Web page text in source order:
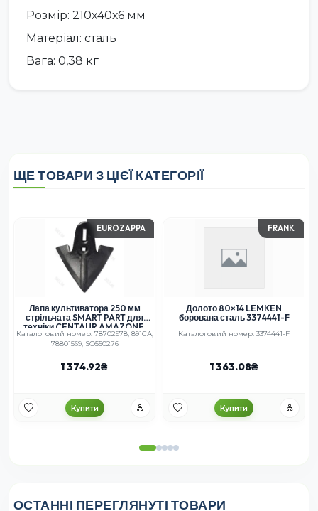
Розмір: 210х40х6 мм
Матеріал: сталь
Вага: 0,38 кг
ЩЕ ТОВАРИ З ЦІЄЇ КАТЕГОРІЇ
EUROZAPPA
Лапа культиватора 250 мм
стрільчата SMART PART для
техніки CENTAUR AMAZONE,
78702978
Каталоговий номер: 78702978, 891СА,
78801569, SO550276
1 374.92
Купити
FRANK
Долото 80×14 LEMKEN
борована сталь 3374441-F
Каталоговий номер: 3374441-F
1 363.08
Купити
ОСТАННІ ПЕРЕГЛЯНУТІ ТОВАРИ